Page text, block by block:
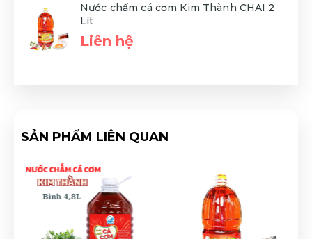
Nước chấm cá cơm Kim Thành CHAI 2
Lít
Liên hệ
SẢN PHẨM LIÊN QUAN